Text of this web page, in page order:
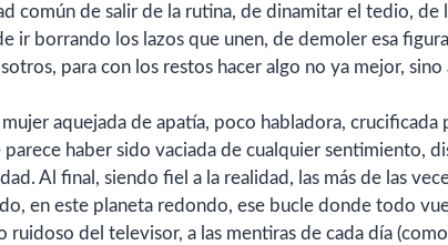
común de salir de la rutina, de dinamitar el tedio, de
ir borrando los lazos que unen, de demoler esa
para con los restos hacer algo no ya mejor,
mujer aquejada de apatía, poco habladora,
haber sido vaciada de cualquier sentimiento,
Al final, siendo fiel a la realidad, las más de las
en este planeta redondo, ese bucle donde todo
ruidoso del televisor, a las mentiras de cada día